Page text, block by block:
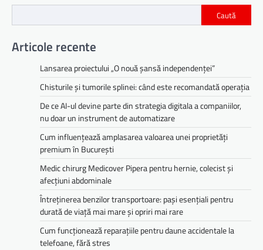
Caută
Articole recente
Lansarea proiectului „O nouă șansă independenței”
Chisturile și tumorile splinei: când este recomandată operația
De ce AI-ul devine parte din strategia digitala a companiilor,
nu doar un instrument de automatizare
Cum influențează amplasarea valoarea unei proprietăți
premium în București
Medic chirurg Medicover Pipera pentru hernie, colecist și
afecțiuni abdominale
Întreținerea benzilor transportoare: pași esențiali pentru
durată de viață mai mare și opriri mai rare
Cum funcționează reparațiile pentru daune accidentale la
telefoane, fără stres